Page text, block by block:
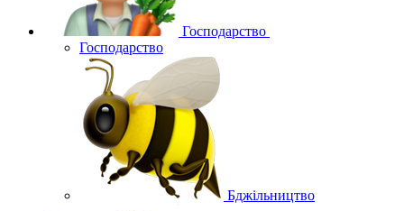
Господарство
Господарство
Бджільництво